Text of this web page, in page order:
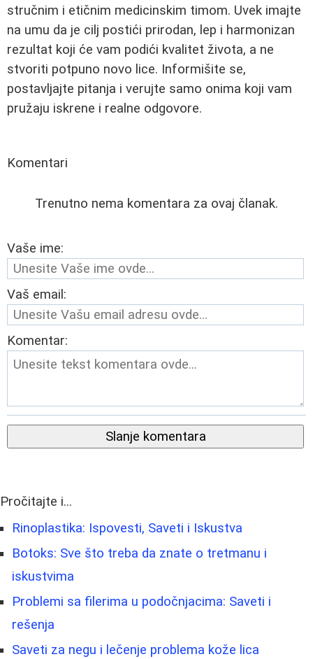
stručnim i etičnim medicinskim timom. Uvek imajte
na umu da je cilj postići prirodan, lep i harmonizan
rezultat koji će vam podići kvalitet života, a ne
stvoriti potpuno novo lice. Informišite se,
postavljajte pitanja i verujte samo onima koji vam
pružaju iskrene i realne odgovore.
Komentari
Trenutno nema komentara za ovaj članak.
Vaše ime:
Vaš email:
Komentar:
Slanje komentara
Pročitajte i...
Rinoplastika: Ispovesti, Saveti i Iskustva
Botoks: Sve što treba da znate o tretmanu i
iskustvima
Problemi sa filerima u podočnjacima: Saveti i
rešenja
Saveti za negu i lečenje problema kože lica